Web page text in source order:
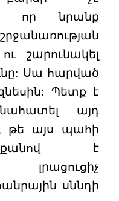
որ նրանք
շարունակել
Սա հարված
Պետք է
այդ
թե այս պահի
է
լրացուցիչ
սննդի